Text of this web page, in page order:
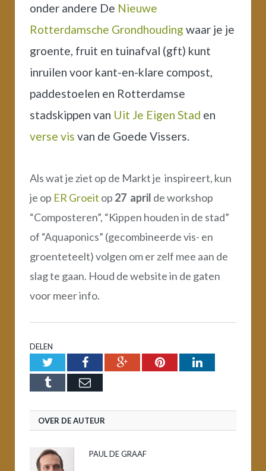
onder andere De Nieuwe
Rotterdamsche Grondhouding waar je je
groente, fruit en tuinafval (gft) kunt
inruilen voor kant-en-klare compost,
paddestoelen en Rotterdamse
stadskippen van Uit Je Eigen Stad en
verse vis van de Goede Vissers.
Als wat je ziet op de Markt je inspireert, kun
je op ER Groeit op 27 april de workshop
“Composteren”, “Kippen houden in de stad”
of “Aquaponics” (gecombineerde vis- en
groenteteelt) volgen om er zelf mee aan de
slag te gaan. Houd de website in de gaten
voor meer info.
DELEN
TwitterFacebookGoogle+PinterestLinkedIn
Tumblr Email
OVER DE AUTEUR
PAUL DE GRAAF